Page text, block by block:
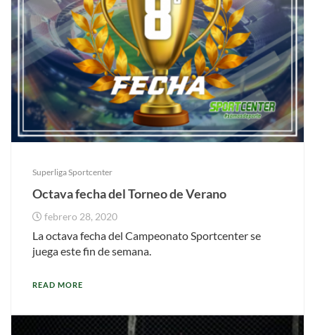
Superliga Sportcenter
Octava fecha del Torneo de Verano
febrero 28, 2020
La octava fecha del Campeonato Sportcenter se
juega este fin de semana.
READ MORE